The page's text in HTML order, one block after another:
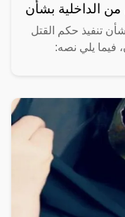
الداخلية بشأن
تنفيذ حكم القتل
فيما يلي نصه: